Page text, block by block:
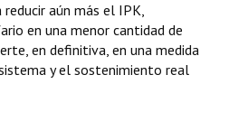
aún más el IPK,
en una menor cantidad de
en definitiva, en una medida
y el sostenimiento real